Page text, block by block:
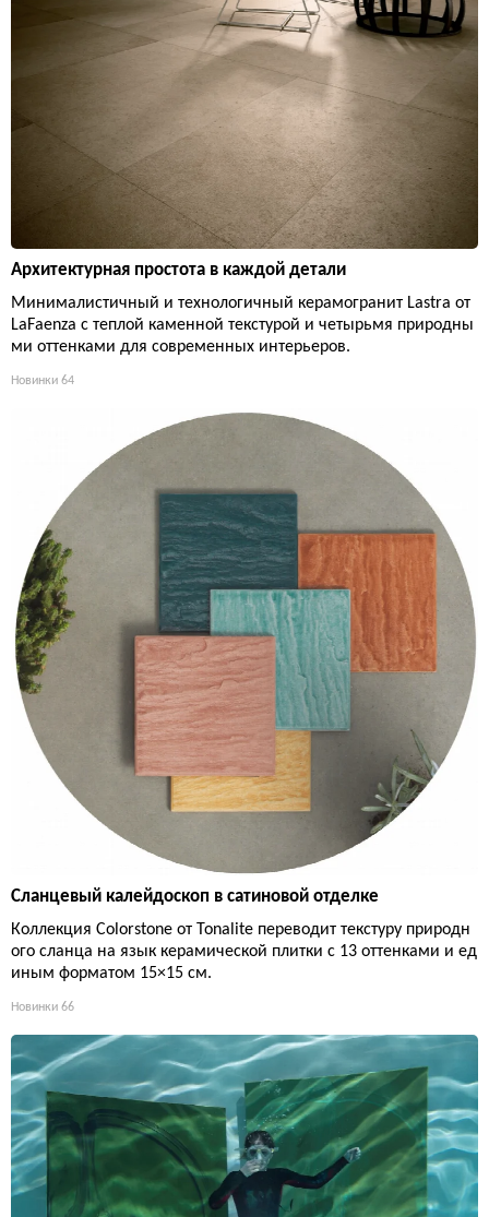
Архитектурная простота в каждой детали
Минималистичный и технологичный керамогранит Lastra от
LaFaenza с теплой каменной текстурой и четырьмя природны
ми оттенками для современных интерьеров.
Новинки 64
Сланцевый калейдоскоп в сатиновой отделке
Коллекция Colorstone от Tonalite переводит текстуру природн
ого сланца на язык керамической плитки с 13 оттенками и ед
иным форматом 15×15 см.
Новинки 66